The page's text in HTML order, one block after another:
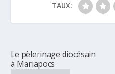
TAUX:
Le pèlerinage diocésain
à Mariapocs